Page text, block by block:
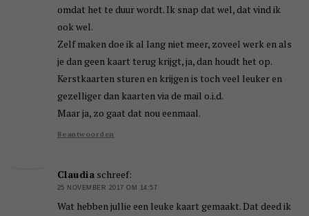
omdat het te duur wordt. Ik snap dat wel, dat vind ik
ook wel.
Zelf maken doe ik al lang niet meer, zoveel werk en als
je dan geen kaart terug krijgt, ja, dan houdt het op.
Kerstkaarten sturen en krijgen is toch veel leuker en
gezelliger dan kaarten via de mail o.i.d.
Maar ja, zo gaat dat nou eenmaal.
Beantwoorden
Claudia schreef:
25 NOVEMBER 2017 OM 14:57
Wat hebben jullie een leuke kaart gemaakt. Dat deed ik